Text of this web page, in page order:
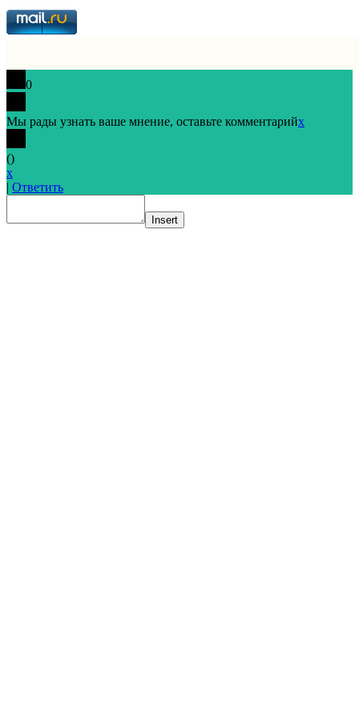
0
Мы рады узнать ваше мнение, оставьте комментарийx
()
x
| Ответить
Insert